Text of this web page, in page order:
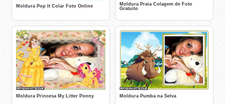
Moldura Pop It Colar Foto Online
Moldura Praia Colagem de Foto
Gratuito
Moldura Princesa My Litter Ponny Moldura Pumba na Selva